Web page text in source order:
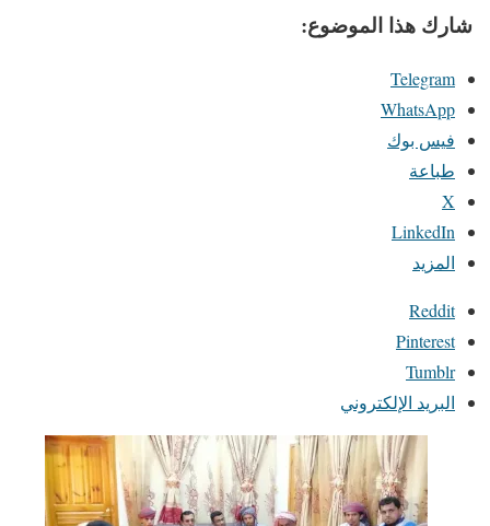
شارك هذا الموضوع:
Telegram
WhatsApp
فيس بوك
طباعة
X
LinkedIn
المزيد
Reddit
Pinterest
Tumblr
البريد الإلكتروني